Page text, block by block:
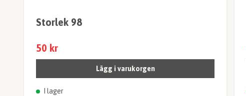
Storlek 98
50 kr
Lägg i varukorgen
I lager